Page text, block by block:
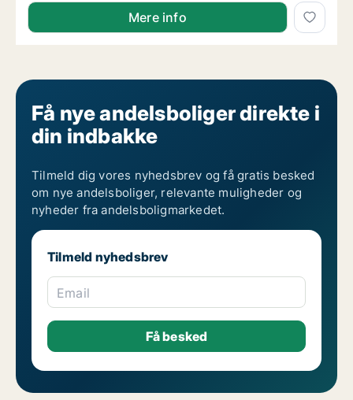
Sus søger andelsbolig i Sønderborg
Mere info
Få nye andelsboliger direkte i
din indbakke
Tilmeld dig vores nyhedsbrev og få gratis besked
om nye andelsboliger, relevante muligheder og
nyheder fra andelsboligmarkedet.
Tilmeld nyhedsbrev
Email